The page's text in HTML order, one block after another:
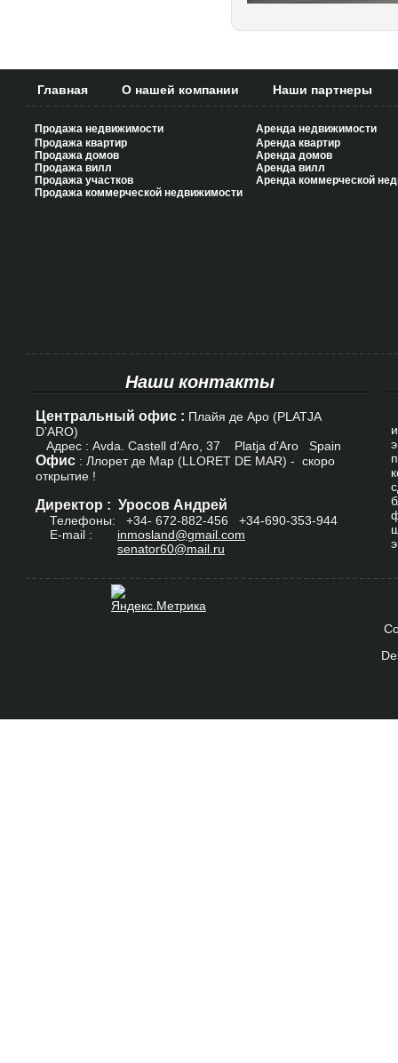
Главная О нашей компании Наши партнеры
Продажа недвижимости
Продажа квартир
Продажа домов
Продажа вилл
Продажа участков
Продажа коммерческой недвижимости
Аренда недвижимости
Аренда квартир
Аренда домов
Аренда вилл
Аренда коммерческой
Наши контакты
Центральный офис : Плайя де Аро (PLATJA
D’ARO)
Адрес : Avda. Castell d'Aro, 37 Platja d'Aro Spain
Офис : Ллорет де Мар (LLORET DE MAR) - скоро
открытие !
Директор : Уросов Андрей
Телефоны: +34- 672-882-456
+34-690-353-944
E-mail : inmosland@gmail.com
senator60@mail.ru